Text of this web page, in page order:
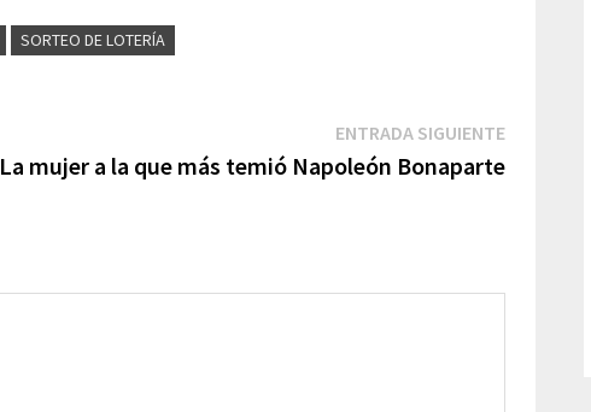
SORTEO DE LOTERÍA
ENTRADA SIGUIENTEEntrada
siguiente:
La mujer a la que más temió Napoleón Bonaparte